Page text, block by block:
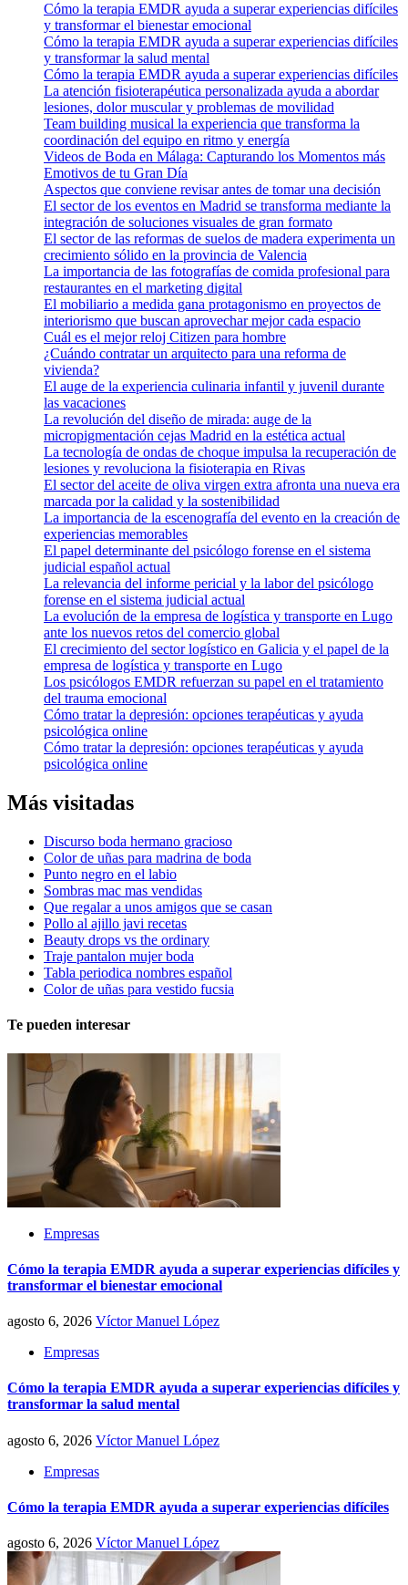
Cómo la terapia EMDR ayuda a superar experiencias difíciles
y transformar el bienestar emocional
Cómo la terapia EMDR ayuda a superar experiencias difíciles
y transformar la salud mental
Cómo la terapia EMDR ayuda a superar experiencias difíciles
La atención fisioterapéutica personalizada ayuda a abordar
lesiones, dolor muscular y problemas de movilidad
Team building musical la experiencia que transforma la
coordinación del equipo en ritmo y energía
Videos de Boda en Málaga: Capturando los Momentos más
Emotivos de tu Gran Día
Aspectos que conviene revisar antes de tomar una decisión
El sector de los eventos en Madrid se transforma mediante la
integración de soluciones visuales de gran formato
El sector de las reformas de suelos de madera experimenta un
crecimiento sólido en la provincia de Valencia
La importancia de las fotografías de comida profesional para
restaurantes en el marketing digital
El mobiliario a medida gana protagonismo en proyectos de
interiorismo que buscan aprovechar mejor cada espacio
Cuál es el mejor reloj Citizen para hombre
¿Cuándo contratar un arquitecto para una reforma de
vivienda?
El auge de la experiencia culinaria infantil y juvenil durante
las vacaciones
La revolución del diseño de mirada: auge de la
micropigmentación cejas Madrid en la estética actual
La tecnología de ondas de choque impulsa la recuperación de
lesiones y revoluciona la fisioterapia en Rivas
El sector del aceite de oliva virgen extra afronta una nueva era
marcada por la calidad y la sostenibilidad
La importancia de la escenografía del evento en la creación de
experiencias memorables
El papel determinante del psicólogo forense en el sistema
judicial español actual
La relevancia del informe pericial y la labor del psicólogo
forense en el sistema judicial actual
La evolución de la empresa de logística y transporte en Lugo
ante los nuevos retos del comercio global
El crecimiento del sector logístico en Galicia y el papel de la
empresa de logística y transporte en Lugo
Los psicólogos EMDR refuerzan su papel en el tratamiento
del trauma emocional
Cómo tratar la depresión: opciones terapéuticas y ayuda
psicológica online
Cómo tratar la depresión: opciones terapéuticas y ayuda
psicológica online
Más visitadas
Discurso boda hermano gracioso
Color de uñas para madrina de boda
Punto negro en el labio
Sombras mac mas vendidas
Que regalar a unos amigos que se casan
Pollo al ajillo javi recetas
Beauty drops vs the ordinary
Traje pantalon mujer boda
Tabla periodica nombres español
Color de uñas para vestido fucsia
Te pueden interesar
Empresas
Cómo la terapia EMDR ayuda a superar experiencias difíciles y
transformar el bienestar emocional
agosto 6, 2026 Víctor Manuel López
Empresas
Cómo la terapia EMDR ayuda a superar experiencias difíciles y
transformar la salud mental
agosto 6, 2026 Víctor Manuel López
Empresas
Cómo la terapia EMDR ayuda a superar experiencias difíciles
agosto 6, 2026 Víctor Manuel López